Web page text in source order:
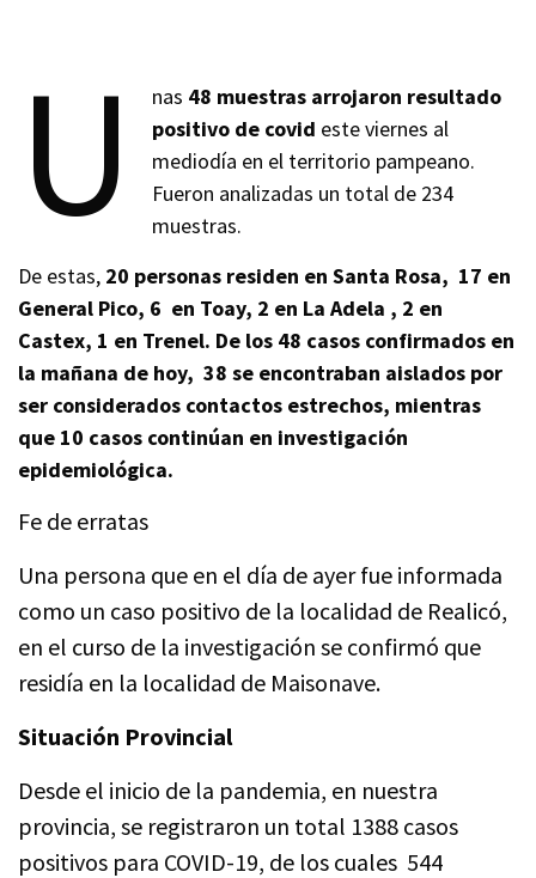
U nas 48 muestras arrojaron resultado
positivo de covid este viernes al
mediodía en el territorio pampeano.
Fueron analizadas un total de 234
muestras.
De estas, 20 personas residen en Santa Rosa, 17 en
General Pico, 6 en Toay, 2 en La Adela , 2 en
Castex, 1 en Trenel. De los 48 casos confirmados en
la mañana de hoy, 38 se encontraban aislados por
ser considerados contactos estrechos, mientras
que 10 casos continúan en investigación
epidemiológica.
Fe de erratas
Una persona que en el día de ayer fue informada
como un caso positivo de la localidad de Realicó,
en el curso de la investigación se confirmó que
residía en la localidad de Maisonave.
Situación Provincial
Desde el inicio de la pandemia, en nuestra
provincia, se registraron un total 1388 casos
positivos para COVID-19, de los cuales 544